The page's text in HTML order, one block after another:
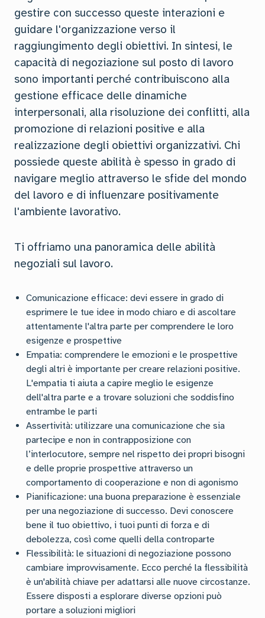
gestire con successo queste interazioni e
guidare l'organizzazione verso il
raggiungimento degli obiettivi. In sintesi, le
capacità di negoziazione sul posto di lavoro
sono importanti perché contribuiscono alla
gestione efficace delle dinamiche
interpersonali, alla risoluzione dei conflitti, alla
promozione di relazioni positive e alla
realizzazione degli obiettivi organizzativi. Chi
possiede queste abilità è spesso in grado di
navigare meglio attraverso le sfide del mondo
del lavoro e di influenzare positivamente
l'ambiente lavorativo.
Ti offriamo una panoramica delle abilità
negoziali sul lavoro.
Comunicazione efficace: devi essere in grado di
esprimere le tue idee in modo chiaro e di ascoltare
attentamente l'altra parte per comprendere le loro
esigenze e prospettive
Empatia: comprendere le emozioni e le prospettive
degli altri è importante per creare relazioni positive.
L'empatia ti aiuta a capire meglio le esigenze
dell'altra parte e a trovare soluzioni che soddisfino
entrambe le parti
Assertività: utilizzare una comunicazione che sia
partecipe e non in contrapposizione con
l’interlocutore, sempre nel rispetto dei propri bisogni
e delle proprie prospettive attraverso un
comportamento di cooperazione e non di agonismo
Pianificazione: una buona preparazione è essenziale
per una negoziazione di successo. Devi conoscere
bene il tuo obiettivo, i tuoi punti di forza e di
debolezza, così come quelli della controparte
Flessibilità: le situazioni di negoziazione possono
cambiare improvvisamente. Ecco perché la flessibilità
è un'abilità chiave per adattarsi alle nuove circostanze.
Essere disposti a esplorare diverse opzioni può
portare a soluzioni migliori